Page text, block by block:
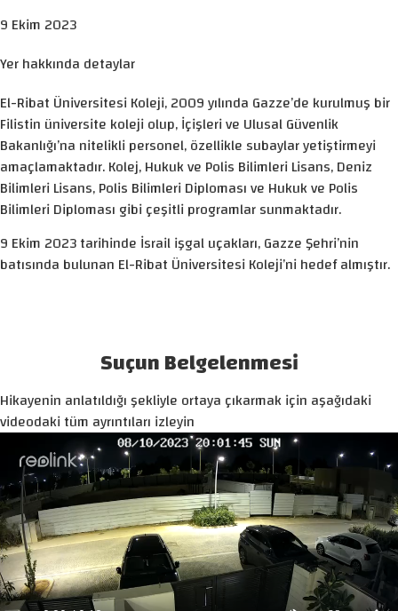
9 Ekim 2023
Yer hakkında detaylar
El-Ribat Üniversitesi Koleji, 2009 yılında Gazze’de kurulmuş bir
Filistin üniversite koleji olup, İçişleri ve Ulusal Güvenlik
Bakanlığı’na nitelikli personel, özellikle subaylar yetiştirmeyi
amaçlamaktadır. Kolej, Hukuk ve Polis Bilimleri Lisans, Deniz
Bilimleri Lisans, Polis Bilimleri Diploması ve Hukuk ve Polis
Bilimleri Diploması gibi çeşitli programlar sunmaktadır.
9 Ekim 2023 tarihinde İsrail işgal uçakları, Gazze Şehri’nin
batısında bulunan El-Ribat Üniversitesi Koleji’ni hedef almıştır.
Suçun Belgelenmesi
Hikayenin anlatıldığı şekliyle ortaya çıkarmak için aşağıdaki
videodaki tüm ayrıntıları izleyin